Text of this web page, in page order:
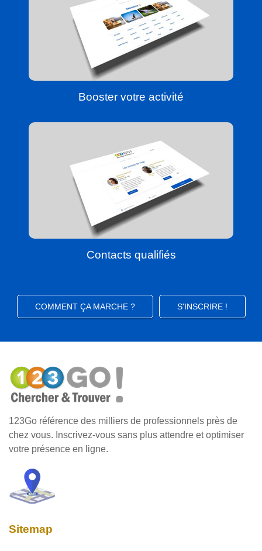
Booster votre activité
Contacts qualifiés
COMMENT ÇA MARCHE ? S'INSCRIRE !
123Go référence des milliers de professionnels près de
chez vous. Inscrivez-vous sans plus attendre et optimiser
votre présence en ligne.
Sitemap